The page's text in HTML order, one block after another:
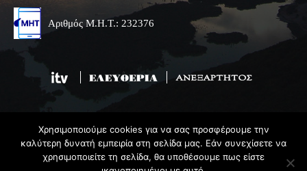
Αριθμός Μ.Η.Τ.: 232376
© 2019 Epirus Online
Σχεδιασμός & ΑνάπτυξηAngel Web
Χρησιμοποιούμε cookies για να σας προσφέρουμε την
καλύτερη δυνατή εμπειρία στη σελίδα μας. Εάν συνεχίσετε να
χρησιμοποιείτε τη σελίδα, θα υποθέσουμε πως είστε